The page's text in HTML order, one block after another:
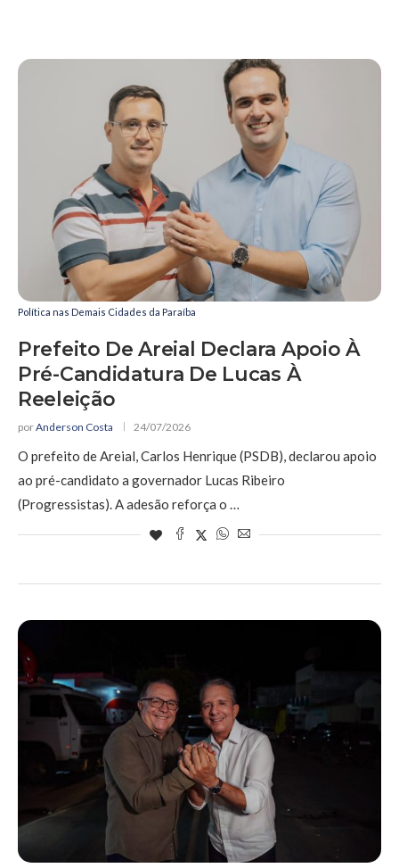
Política nas Demais Cidades da Paraíba
Prefeito De Areial Declara Apoio À
Pré-Candidatura De Lucas À
Reeleição
porAnderson Costa 24/07/2026
O prefeito de Areial, Carlos Henrique (PSDB), declarou apoio
ao pré-candidato a governador Lucas Ribeiro
(Progressistas). A adesão reforça o …